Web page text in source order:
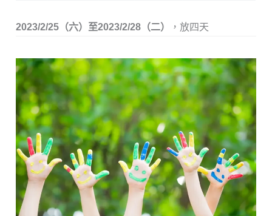
2023/2/25（六）至2023/2/28（二） ，放四天